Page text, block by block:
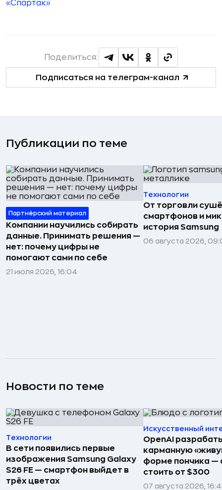
«Спартак»
Подписаться на телеграм-канал
Поделиться:
Публикации по теме
Партнёрский материал
Компании научились собирать
данные. Принимать решения —
нет: почему цифры не
помогают сами по себе
21 июля 2026, 16:04
Технологии
От торговли
смартфонов и
история Samsung
06 августа 2026,
Новости по теме
Технологии
В сети появились первые
изображения Samsung Galaxy
S26 FE — смартфон выйдет в
трёх цветах
Искусственный
OpenAI
карманную
форме пончика —
стоить от $300
07 августа 2026,